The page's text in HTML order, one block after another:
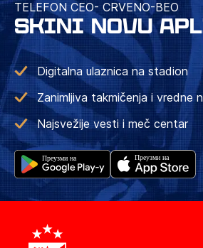
TELEFON CEO- CRVENO-BEO
SKINI NOVU
Digitalna ulaznica na stadion
Zanimljiva takmičenja i vredne
Najsvežije vesti i meč centar